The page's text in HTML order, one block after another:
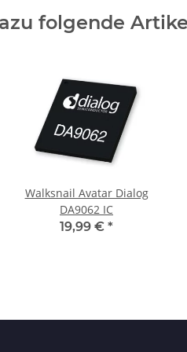
folgende
Walksnail Avatar Dialog
DA9062 IC
19,99 € *